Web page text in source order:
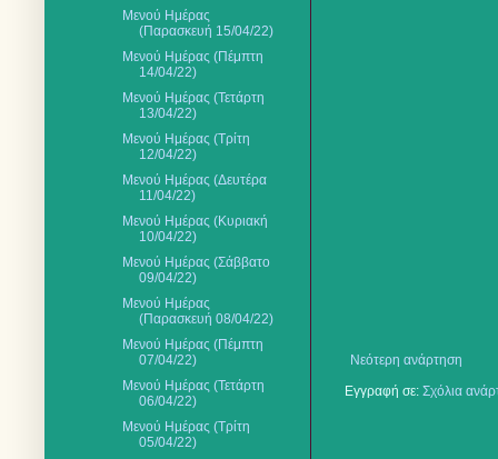
Νεότερη ανάρτηση
Εγγραφή σε: Σχόλια
Μενού Ημέρας
(Παρασκευή 15/04/22)
Μενού Ημέρας (Πέμπτη
14/04/22)
Μενού Ημέρας (Τετάρτη
13/04/22)
Μενού Ημέρας (Τρίτη
12/04/22)
Μενού Ημέρας (Δευτέρα
11/04/22)
Μενού Ημέρας (Κυριακή
10/04/22)
Μενού Ημέρας (Σάββατο
09/04/22)
Μενού Ημέρας
(Παρασκευή 08/04/22)
Μενού Ημέρας (Πέμπτη
07/04/22)
Μενού Ημέρας (Τετάρτη
06/04/22)
Μενού Ημέρας (Τρίτη
05/04/22)